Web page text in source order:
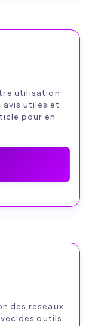
utilisation
avis utiles et
pour en
des réseaux
des outils